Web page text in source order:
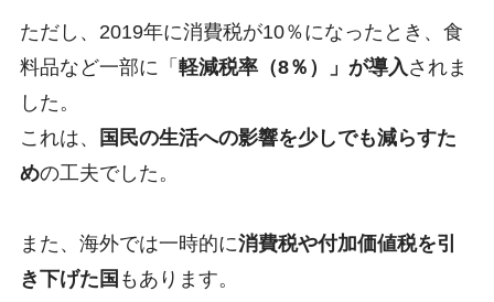
ただし、2019年に消費税が10％になったとき、食
料品など一部に「 軽減税率（8％）」が導入 されま
した。
これは、
国民の生活への影響を少しでも減らすた
めの工夫でした。
また、海外では一時的に消費税や付加価値税を引
き下げた国 もあります。